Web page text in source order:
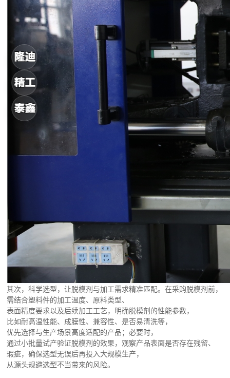
其次，科学选型，让脱模剂与加工需求精准匹配。在采购脱模剂前，
需结合塑料件的加工温度、原料类型、
表面精度要求以及后续加工工艺，明确脱模剂的性能参数，
比如耐高温性能、成膜性、兼容性、是否易清洗等，
优先选择与生产场景高度适配的产品；必要时，
通过小批量试产验证脱模剂的效果，观察产品表面是否存在残留、
瑕疵，确保选型无误后再投入大规模生产，
从源头规避选型不当带来的风险。